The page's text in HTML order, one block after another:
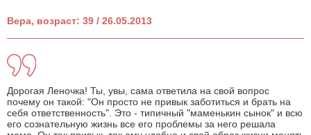
Вера, возраст: 39 / 26.05.2013
Дорогая Леночка! Ты, увы, сама ответила на свой вопрос
почему он такой: "Он просто не привык заботиться и брать на
себя ответственность". Это - типичный "маменькин сынок" и всю
его сознательную жизнь все его проблемы за него решала